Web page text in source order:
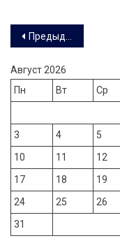
Навигация
по
записям
Предыдущие записи
Август 2026
Пн
Вт Ср
3
4 5
10
11 12
17
18 19
24
25 26
31